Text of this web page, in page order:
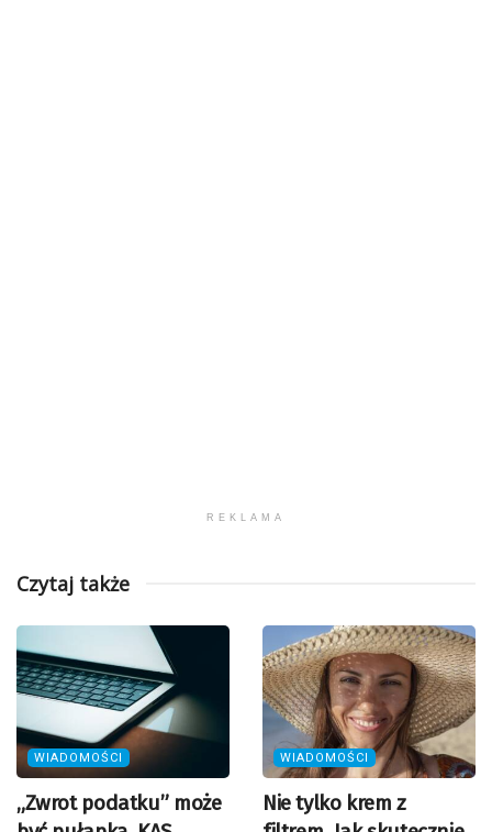
REKLAMA
Czytaj także
WIADOMOŚCI
„Zwrot podatku” może
WIADOMOŚCI
Nie tylko krem z